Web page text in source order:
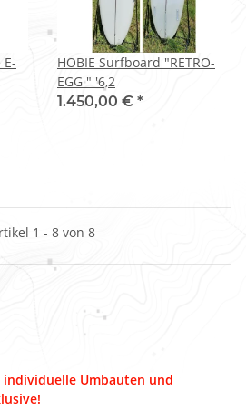
E-
HOBIE Surfboard "RETRO-
EGG " '6,2
1.450,00 € *
1 - 8 von 8
Umbauten und